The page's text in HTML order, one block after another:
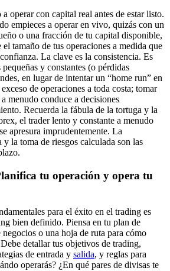
operar con capital real antes de estar listo.
empieces a operar en vivo, quizás con un
o una fracción de tu capital disponible,
tamaño de tus operaciones a medida que
La clave es la consistencia. Es
y constantes (o pérdidas
en lugar de intentar un “home run” en
de operaciones a toda costa; tomar
menudo conduce a decisiones
Recuerda la fábula de la tortuga y la
el trader lento y constante a menudo
apresura imprudentemente. La
y la toma de riesgos calculada son las
tu operación y opera tu
para el éxito en el trading es
bien definido. Piensa en tu plan de
o una hoja de ruta para cómo
detallar tus objetivos de trading,
de entrada y salida, y reglas para
operarás? ¿En qué pares de divisas te